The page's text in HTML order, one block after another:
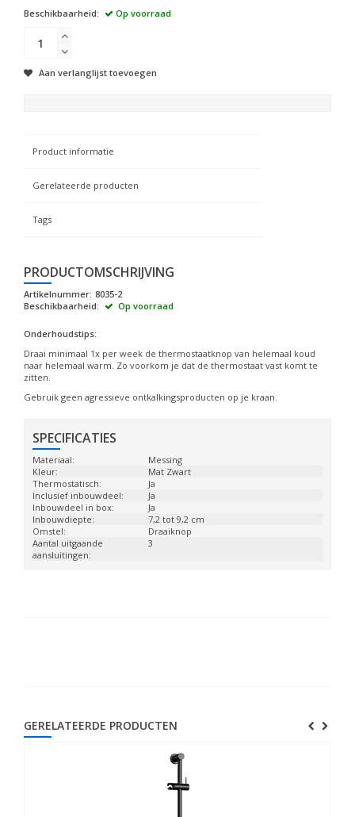
Beschikbaarheid:
Op voorraad
Aan verlanglijst toevoegen
Product informatie
Gerelateerde producten
Tags
PRODUCTOMSCHRIJVING
Artikelnummer: 8035-2
Beschikbaarheid:
Op voorraad
Onderhoudstips:
Draai minimaal 1x per week de thermostaatknop van helemaal koud
naar helemaal warm. Zo voorkom je dat de thermostaat vast komt te
zitten.
Gebruik geen agressieve ontkalkingsproducten op je kraan.
SPECIFICATIES
Materiaal:
Messing
Kleur:
Mat Zwart
Thermostatisch:
Ja
Inclusief inbouwdeel:
Ja
Inbouwdeel in box:
Ja
Inbouwdiepte:
7,2 tot 9,2 cm
Omstel:
Draaiknop
Aantal uitgaande
aansluitingen:
3
GERELATEERDE PRODUCTEN